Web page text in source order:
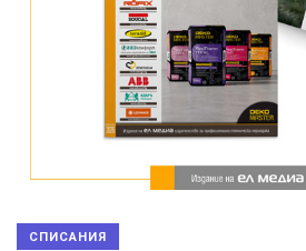
СПИСАНИЯ